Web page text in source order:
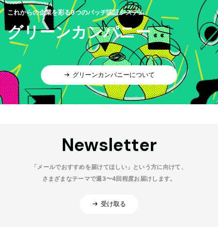
これからの企業を彩る9つのバッヂ認証システム
グリーンカンパニー
グリーンカンパニーについて
Newsletter
「メールでおすすめを届けてほしい」という方に向けて、
さまざまなテーマで週3〜4回程度お届けします。
受け取る